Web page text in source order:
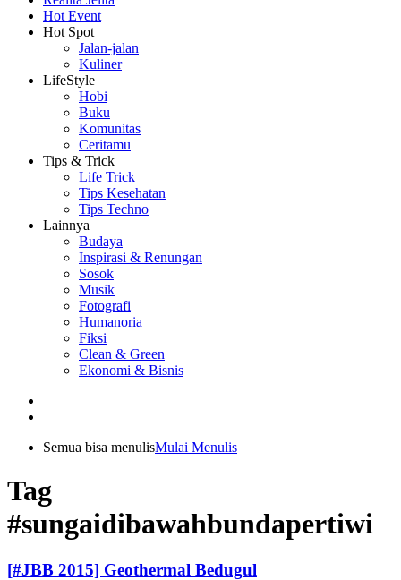
Hot Event
Hot Spot
Jalan-jalan
Kuliner
LifeStyle
Hobi
Buku
Komunitas
Ceritamu
Tips & Trick
Life Trick
Tips Kesehatan
Tips Techno
Lainnya
Budaya
Inspirasi & Renungan
Sosok
Musik
Fotografi
Humanoria
Fiksi
Clean & Green
Ekonomi & Bisnis
Semua bisa menulisMulai Menulis
Tag
#sungaidibawahbundapertiwi
[#JBB 2015] Geothermal Bedugul